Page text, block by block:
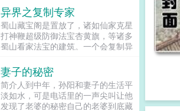
潜力股，大到券商，小到散户，大家
争相购入！好吧，地盘我要了，财富
我要了，军师我要了，将军我要了，
这世道，没有什么是本姑娘要不起
的！...
异界之复制专家
蜀山藏宝阁是置放了，诸如仙家克星
打神鞭超级防御法宝杏黄旗，等诸多
蜀山看家法宝的建筑。一个会复制异
打包复制整个蜀山藏宝阁。虽然最后
关头，他被护宝真仙发现，天雷轰往
异界，不过完成度百分之八十的蜀山
藏宝阁进度条仍然在他脑中。一旦完
妻子的秘密
简介人到中年，孙阳和妻子的生活平
淡如水，可是电话里的一声尖叫让他
发现了老婆的秘密自己的老婆到底藏